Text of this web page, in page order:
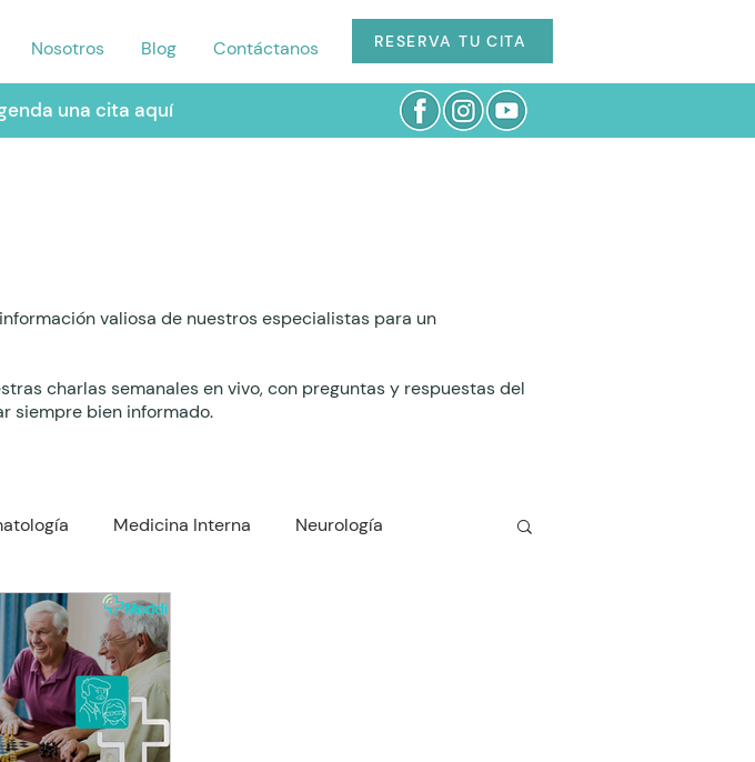
Nosotros Blog Contáctanos RESERVA TU CITA
una cita aquí
valiosa de nuestros especialistas para un
charlas semanales en vivo, con preguntas y respuestas del
siempre bien informado.
Medicina Interna Neurología
Psiquiatría Odontología
Enfermería y Cuidado